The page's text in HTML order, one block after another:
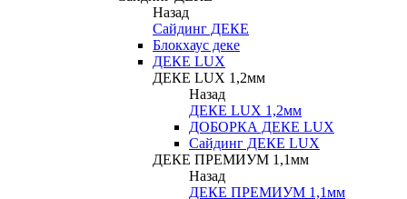
Назад
Сайдинг ДЕКЕ
Блокхаус деке
ДЕКЕ LUX
ДЕКЕ LUX 1,2мм
Назад
ДЕКЕ LUX 1,2мм
ДОБОРКА ДЕКЕ LUX
Сайдинг ДЕКЕ LUX
ДЕКЕ ПРЕМИУМ 1,1мм
Назад
ДЕКЕ ПРЕМИУМ 1,1мм